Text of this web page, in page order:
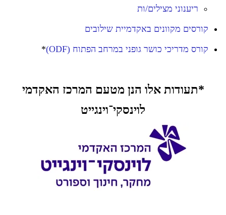
ריענוני מצילים/ות
קורסים מקוונים באקדמיית שילובים
קורס מדריכי כושר גופני במרחב הפתוח (ODF)
*
*תעודות אלו הנן מטעם המרכז האקדמי
לוינסקי־וינגייט